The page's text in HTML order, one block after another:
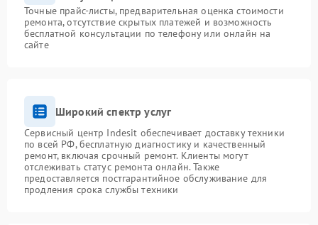
Точные прайс-листы, предварительная оценка стоимости
ремонта, отсутствие скрытых платежей и возможность
бесплатной консультации по телефону или онлайн на
сайте
Широкий спектр услуг
Сервисный центр Indesit обеспечивает доставку техники
по всей РФ, бесплатную диагностику и качественный
ремонт, включая срочный ремонт. Клиенты могут
отслеживать статус ремонта онлайн. Также
предоставляется постгарантийное обслуживание для
продления срока службы техники